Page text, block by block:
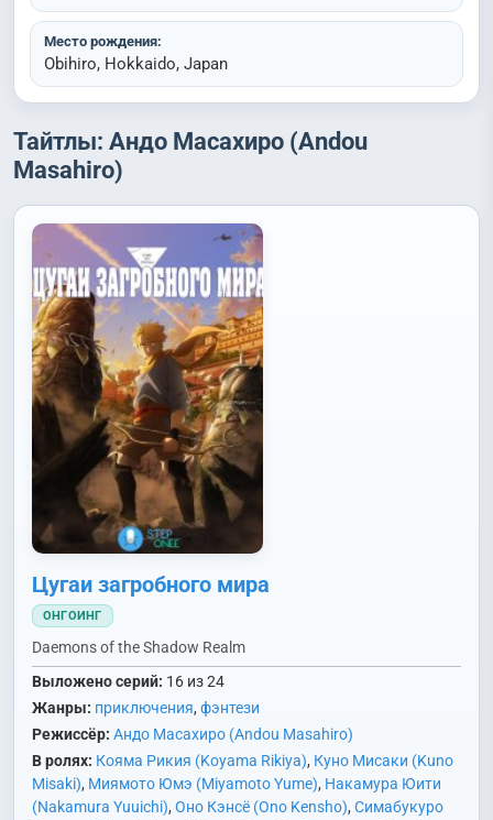
Место рождения:
Obihiro, Hokkaido, Japan
Тайтлы: Андо Масахиро (Andou
Masahiro)
Цугаи загробного мира
ОНГОИНГ
Daemons of the Shadow Realm
Выложено серий: 16 из 24
Жанры: приключения,фэнтези
Режиссёр: Андо Масахиро (Andou Masahiro)
В ролях: Кояма Рикия (Koyama Rikiya), Куно Мисаки (Kuno
Misaki), Миямото Юмэ (Miyamoto Yume), Накамура Юити
(Nakamura Yuuichi), Оно Кэнсё (Ono Kensho), Симабукуро